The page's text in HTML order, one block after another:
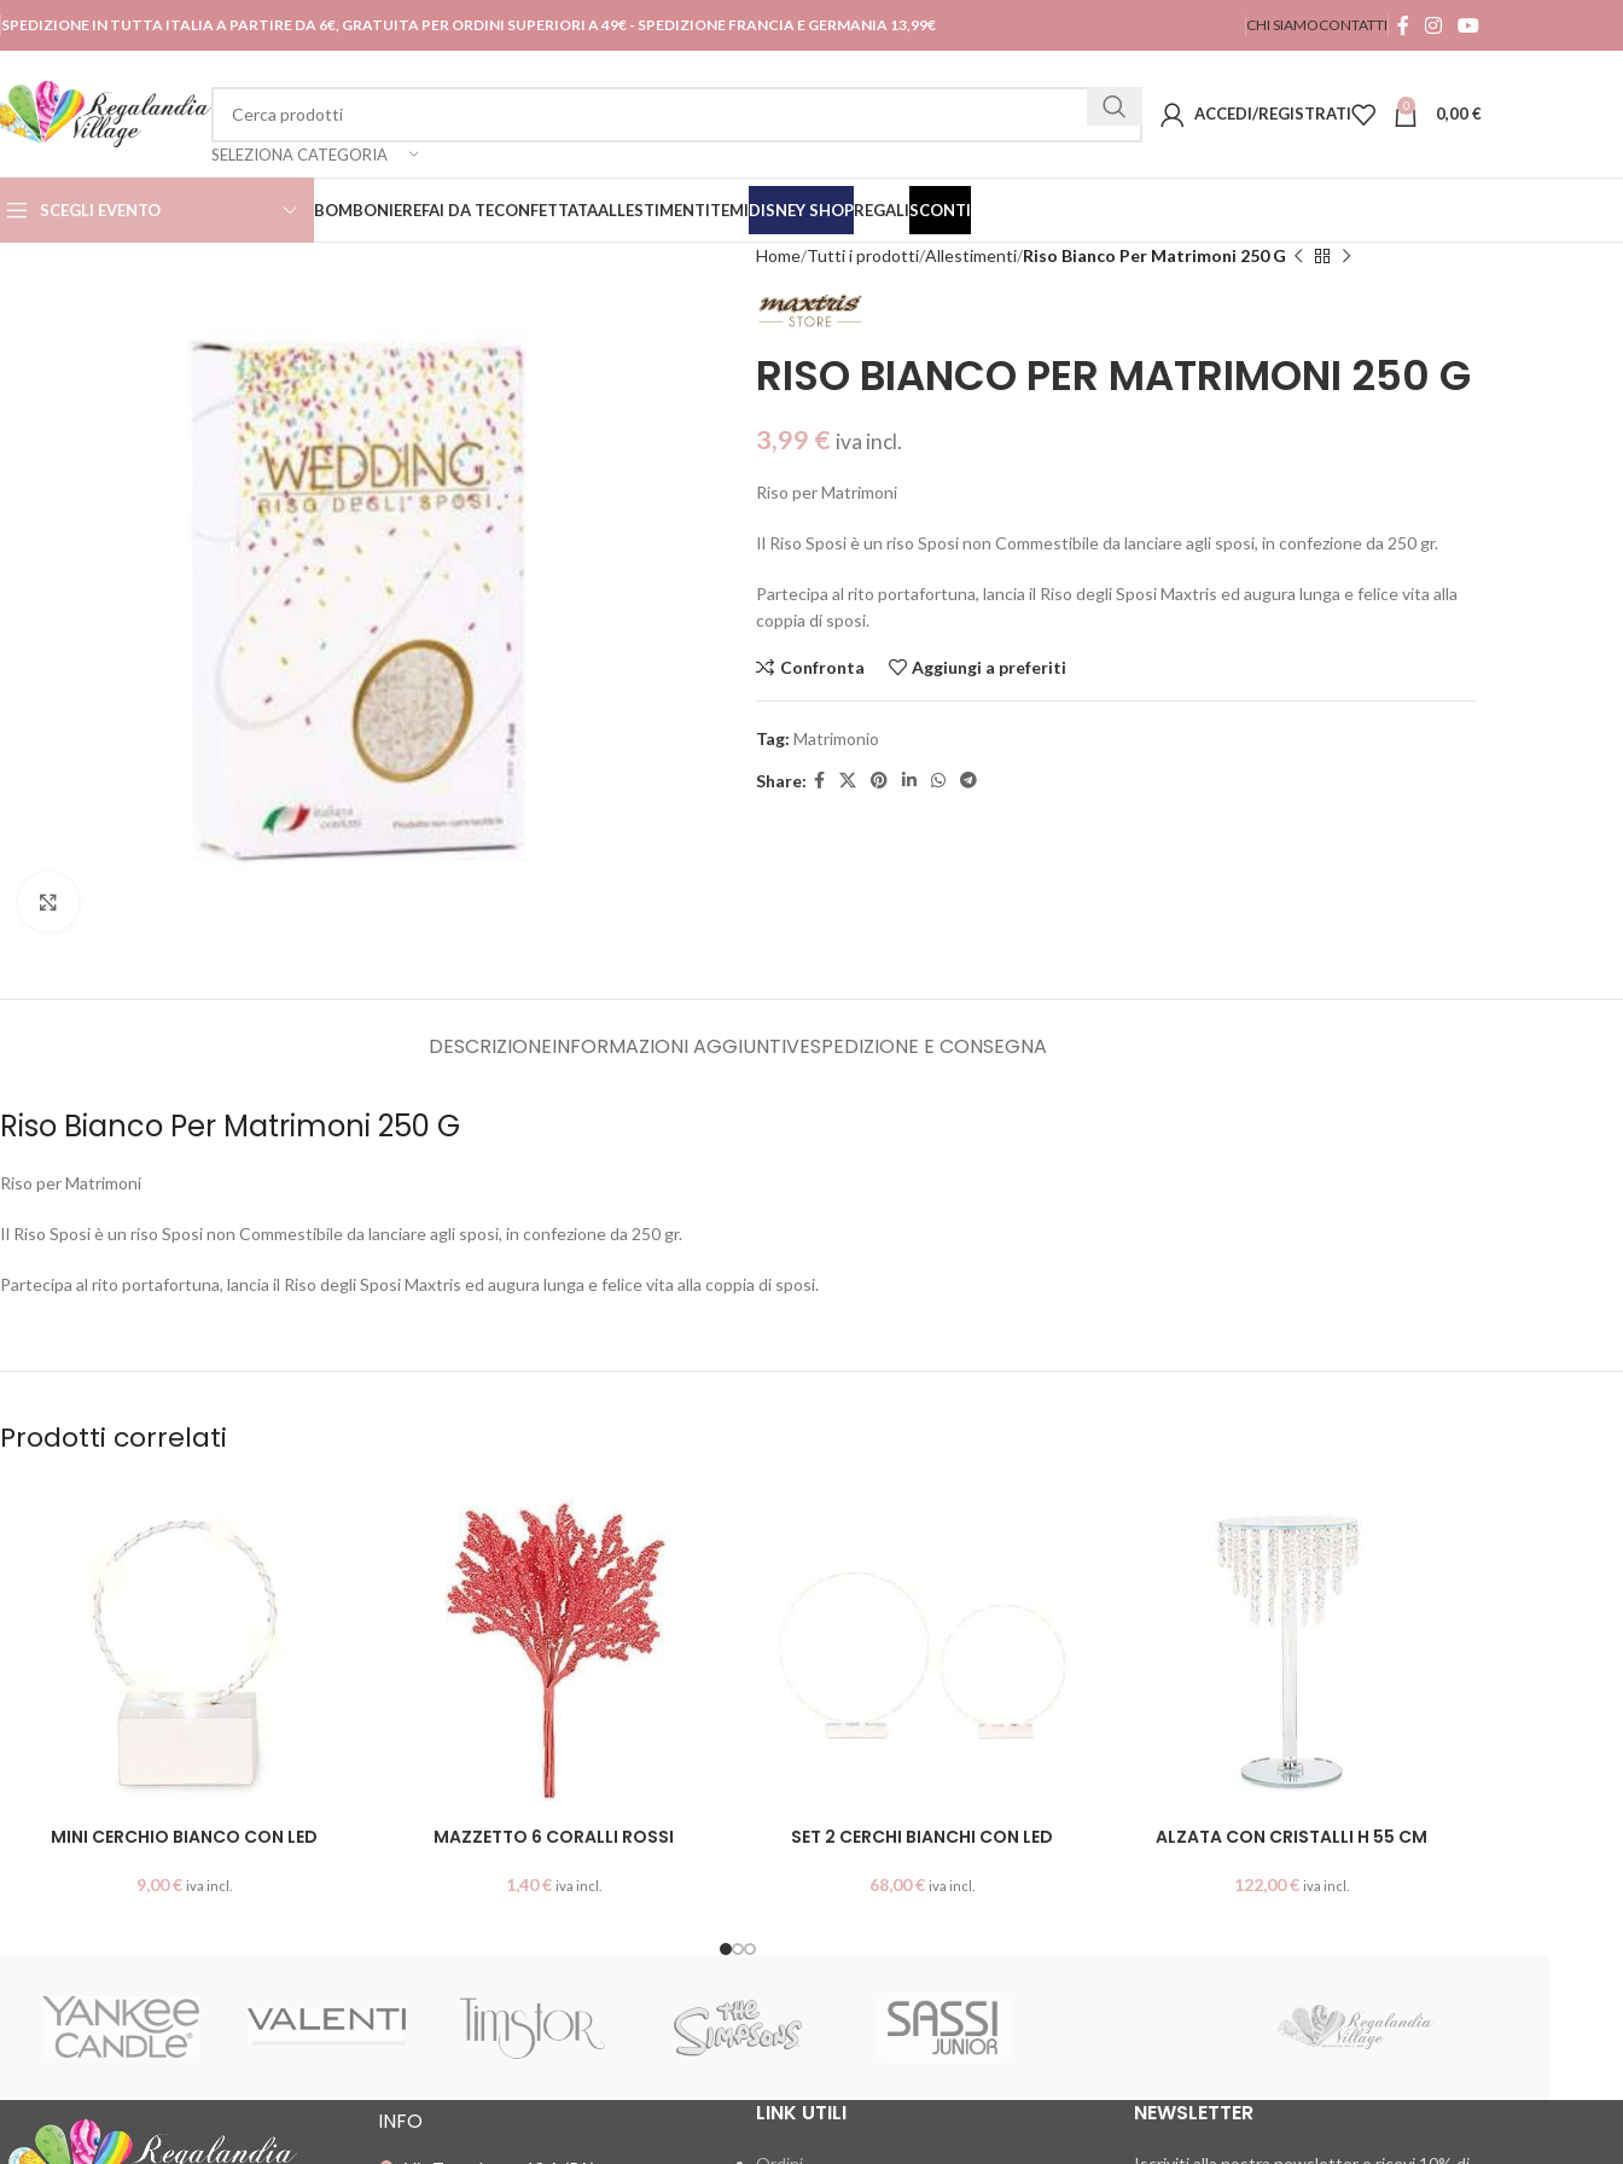
SPEDIZIONE IN TUTTA ITALIA A PARTIRE DA 6€, GRATUITA PER ORDINI SUPERIORI A 49€ - SPEDIZIONE FRANCIA E GERMANIA 13,99€ CHI SIAMOCONTATTI
SELEZIONA CATEGORIA
ACCEDI/REGISTRATI 0 0,00€
SCEGLI EVENTO BOMBONIEREFAI DA TECONFETTATAALLESTIMENTITEMIDISNEY SHOPREGALISCONTI
Home Tutti i prodotti Allestimenti Riso Bianco Per Matrimoni 250 G
RISO BIANCO PER MATRIMONI 250 G
3,99 € iva incl.
Riso per Matrimoni
Il Riso Sposi è un riso Sposi non Commestibile da lanciare agli sposi, in confezione da 250 gr.
Partecipa al rito portafortuna, lancia il Riso degli Sposi Maxtris ed augura lunga e felice vita alla
coppia di sposi.
Confronta Aggiungi a preferiti
Tag: Matrimonio
Share:
DESCRIZIONEINFORMAZIONI AGGIUNTIVESPEDIZIONE E CONSEGNA
Riso Bianco Per Matrimoni 250 G
Riso per Matrimoni
Il Riso Sposi è un riso Sposi non Commestibile da lanciare agli sposi, in confezione da 250 gr.
Partecipa al rito portafortuna, lancia il Riso degli Sposi Maxtris ed augura lunga e felice vita alla coppia di sposi.
Prodotti correlati
MINI CERCHIO BIANCO CON LED
9,00€ iva incl.
MAZZETTO 6 CORALLI ROSSI
1,40€ iva incl.
SET 2 CERCHI BIANCHI CON LED
68,00€ iva incl.
ALZATA CON CRISTALLI H 55 CM
122,00€ iva incl.
INFO LINK UTILI NEWSLETTER